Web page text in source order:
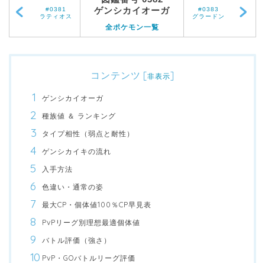
#0381
ラティオス
ゲンシカイオーガ
全ポケモン一覧
#0383
グラードン
コンテンツ [非表示]
ゲンシカイオーガ
種族値 ＆ ランキング
タイプ相性（弱点と耐性）
ゲンシカイキの流れ
入手方法
色違い・通常の姿
最大CP・個体値100％CP早見表
PvPリーグ別理想最適個体値
バトル評価（強さ）
PvP・GOバトルリーグ評価